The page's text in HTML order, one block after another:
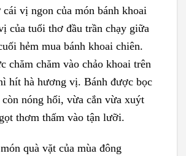
vị ngon của món bánh khoai
của tuổi thơ đầu trần chạy giữa
hẻm mua bánh khoai chiên.
chăm chăm vào chảo khoai trên
hít hà hương vị. Bánh được bọc
nóng hổi, vừa cắn vừa xuýt
thơm thấm vào tận lưỡi.
quà vặt của mùa đông